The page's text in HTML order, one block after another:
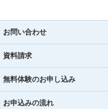
お問い合わせ
資料請求
無料体験のお申し込み
お申込みの流れ